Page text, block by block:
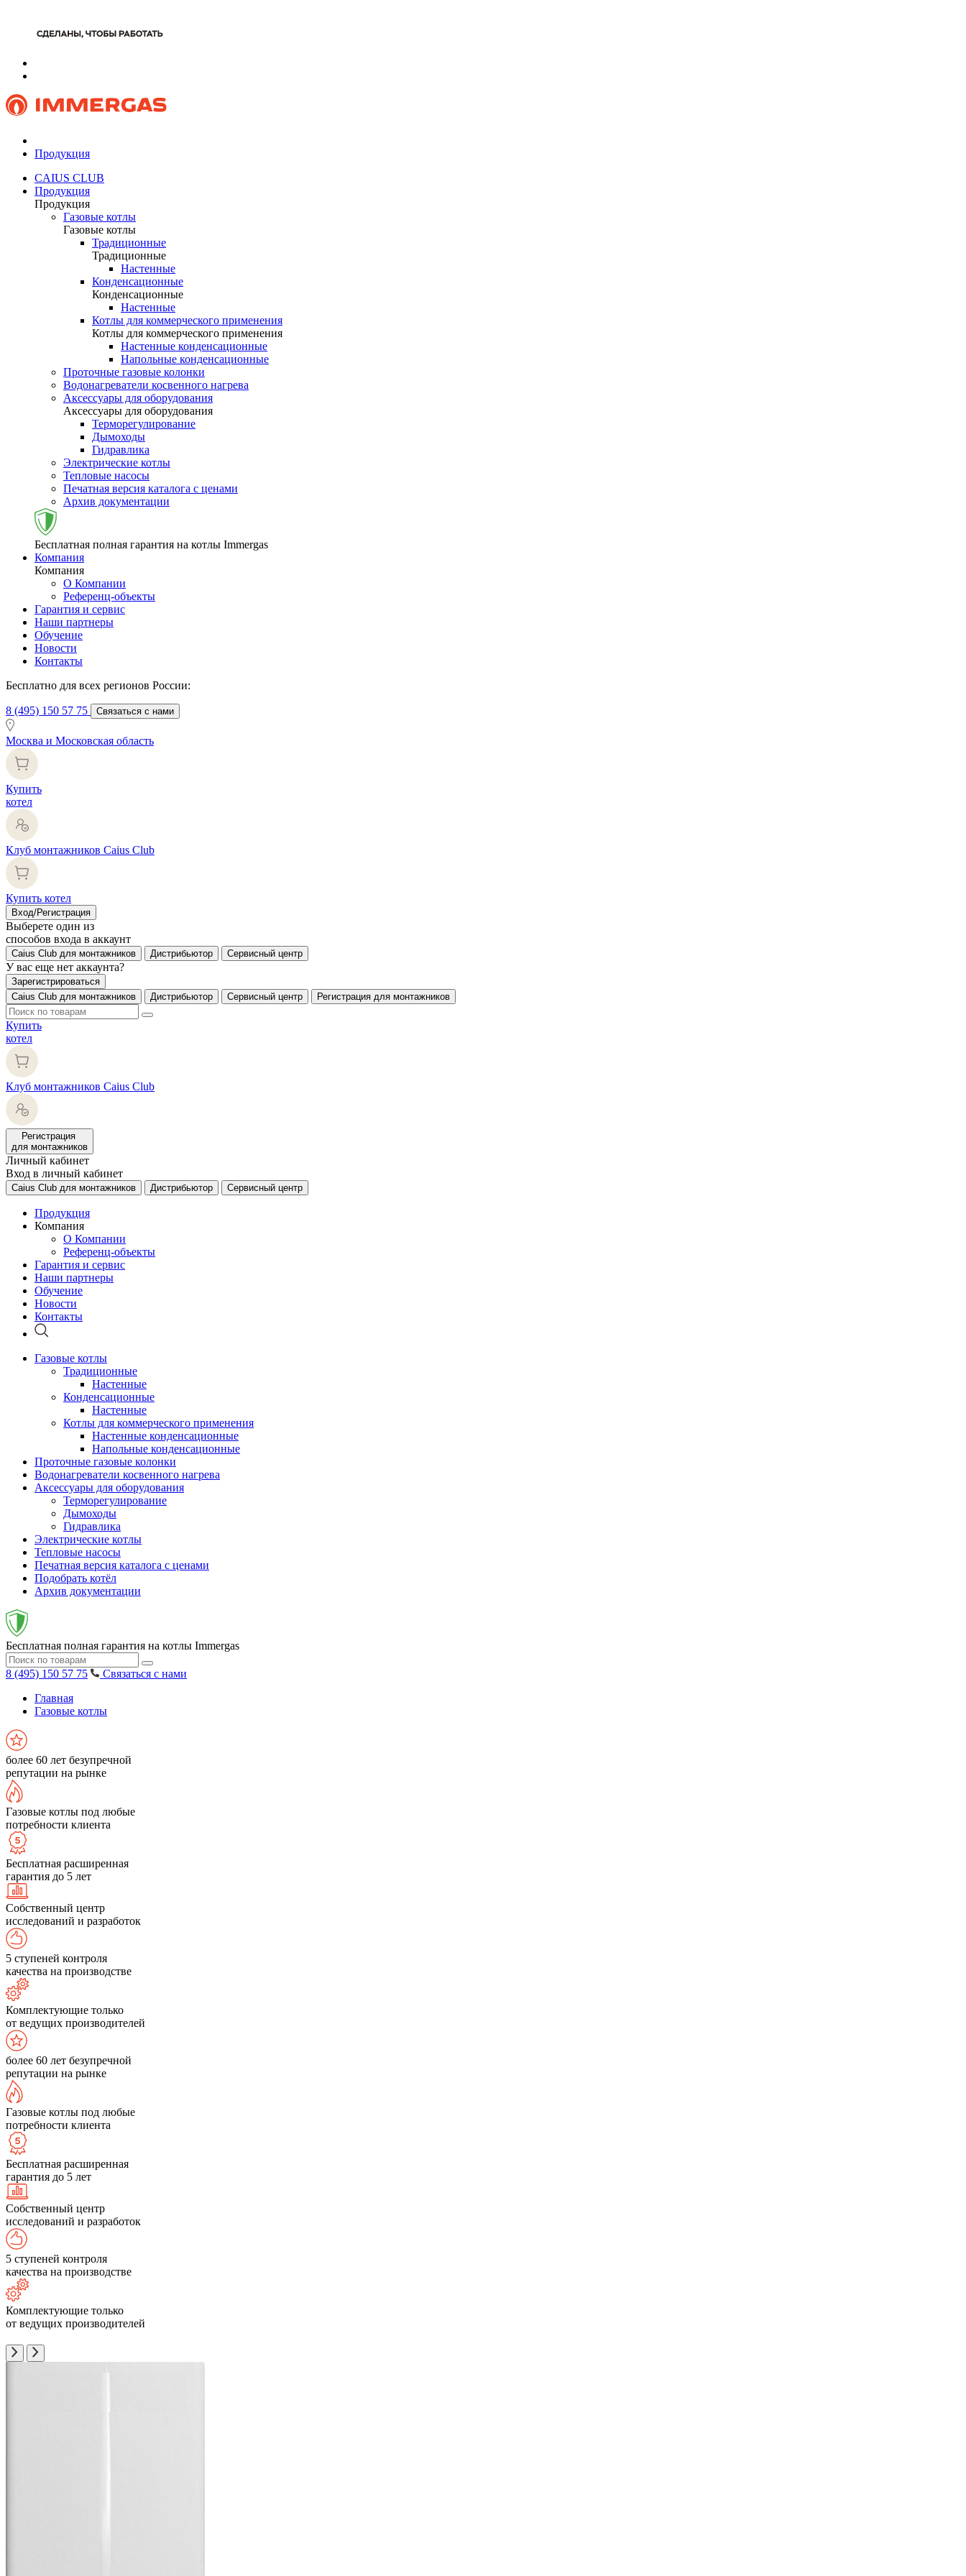
Продукция
CAIUS CLUB
Продукция
Продукция
Газовые котлы
Газовые котлы
Традиционные
Традиционные
Настенные
Конденсационные
Конденсационные
Настенные
Котлы для коммерческого применения
Котлы для коммерческого применения
Настенные конденсационные
Напольные конденсационные
Проточные газовые колонки
Водонагреватели косвенного нагрева
Аксессуары для оборудования
Аксессуары для оборудования
Терморегулирование
Дымоходы
Гидравлика
Электрические котлы
Тепловые насосы
Печатная версия каталога с ценами
Архив документации
Бесплатная полная гарантия на котлы Immergas
Компания
Компания
О Компании
Референц-объекты
Гарантия и сервис
Наши партнеры
Обучение
Новости
Контакты
Бесплатно для всех регионов России:
8 (495) 150 57 75 Связаться с нами
Москва и Московская область
Купить
котел
Клуб монтажников Caius Club
Купить котел
Вход/Регистрация
Выберете один из
способов входа в аккаунт
Caius Club для монтажников Дистрибьютор Сервисный центр
У вас еще нет аккаунта?
Зарегистрироваться
Caius Club для монтажников
Дистрибьютор Сервисный центр Регистрация для монтажников
Купить
котел
Клуб монтажников Caius Club
Регистрация
для монтажников
Личный кабинет
Вход в личный кабинет
Caius Club для монтажников Дистрибьютор Сервисный центр
Продукция
Компания
О Компании
Референц-объекты
Гарантия и сервис
Наши партнеры
Обучение
Новости
Контакты
Газовые котлы
Традиционные
Настенные
Конденсационные
Настенные
Котлы для коммерческого применения
Настенные конденсационные
Напольные конденсационные
Проточные газовые колонки
Водонагреватели косвенного нагрева
Аксессуары для оборудования
Терморегулирование
Дымоходы
Гидравлика
Электрические котлы
Тепловые насосы
Печатная версия каталога с ценами
Подобрать котёл
Архив документации
Бесплатная полная гарантия на котлы Immergas
8 (495) 150 57 75
Связаться с нами
Главная
Газовые котлы
более 60 лет безупречной
репутации на рынке
Газовые котлы под любые
потребности клиента
Бесплатная расширенная
гарантия до 5 лет
Собственный центр
исследований и разработок
5 ступеней контроля
качества на производстве
Комплектующие только
от ведущих производителей
более 60 лет безупречной
репутации на рынке
Газовые котлы под любые
потребности клиента
Бесплатная расширенная
гарантия до 5 лет
Собственный центр
исследований и разработок
5 ступеней контроля
качества на производстве
Комплектующие только
от ведущих производителей